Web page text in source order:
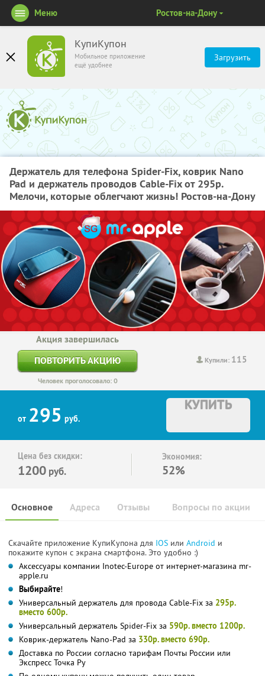
КупиКупон
Мобильное приложение
ещё удобнее
Загрузить
Меню Ростов-на-Дону
Держатель для телефона Spider-Fix, коврик Nano
Pad и держатель проводов Cable-Fix от 295р.
Мелочи, которые облегчают жизнь! Ростов-на-Дону
Купили: 115
Акция завершилась
ПОВТОРИТЬ АКЦИЮ
Человек проголосовало: 0
от 295 руб.
КУПИТЬ
Цена без скидки:
1200 руб.
Экономия:
52%
Основное Отзывы Вопросы по акции
Адреса
Скачайте приложение КупиКупона для IOS или Android и
покажите купон с экрана смартфона. Это удобно :)
Аксессуары компании Inotec-Europe от интернет-магазина mr-
apple.ru
Выбирайте!
Универсальный держатель для провода Cable-Fix за 295р.
вместо 600р.
Универсальный держатель Spider-Fix за 590р. вместо 1200р.
Коврик-держатель Nano-Pad за 330р. вместо 690р.
Доставка по России согласно тарифам Почты России или
Экспресс Точка Ру